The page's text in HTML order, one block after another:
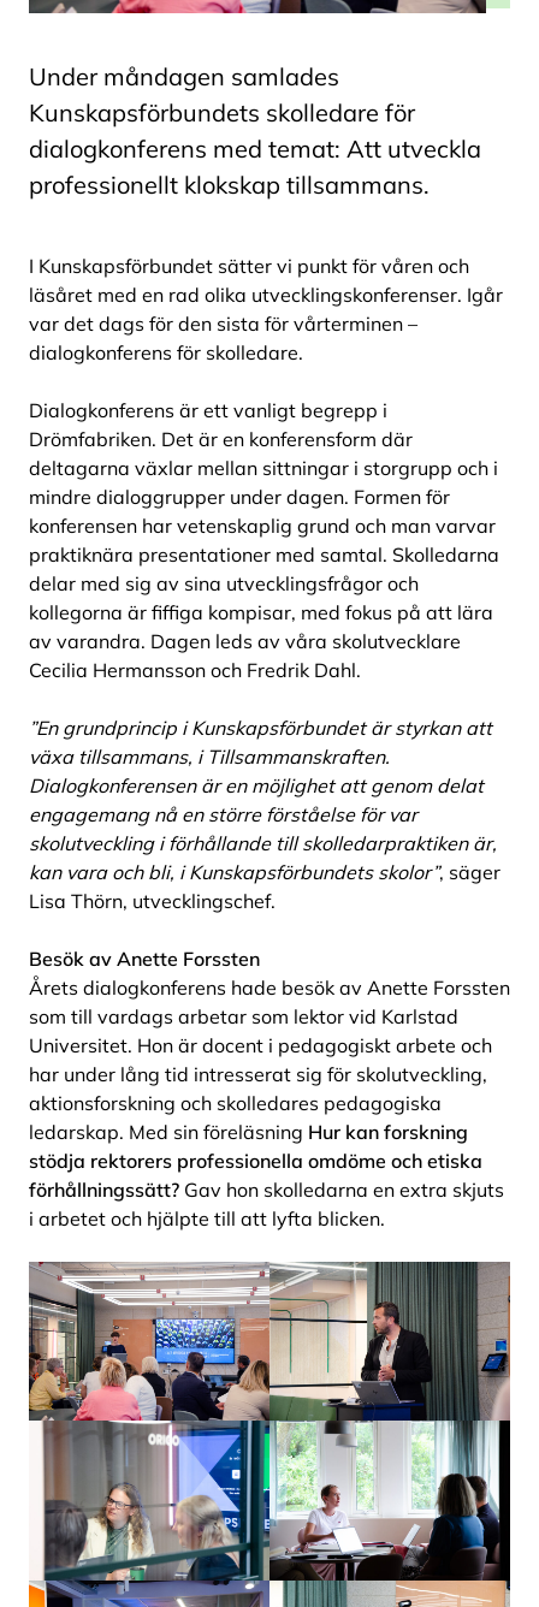
Under måndagen samlades
Kunskapsförbundets skolledare för
dialogkonferens med temat: Att utveckla
professionellt klokskap tillsammans.
I Kunskapsförbundet sätter vi punkt för våren och
läsåret med en rad olika utvecklingskonferenser. Igår
var det dags för den sista för vårterminen –
dialogkonferens för skolledare.
Dialogkonferens är ett vanligt begrepp i
Drömfabriken. Det är en konferensform där
deltagarna växlar mellan sittningar i storgrupp och i
mindre dialoggrupper under dagen. Formen för
konferensen har vetenskaplig grund och man varvar
praktiknära presentationer med samtal. Skolledarna
delar med sig av sina utvecklingsfrågor och
kollegorna är fiffiga kompisar, med fokus på att lära
av varandra. Dagen leds av våra skolutvecklare
Cecilia Hermansson och Fredrik Dahl.
”En grundprincip i Kunskapsförbundet är styrkan att
växa tillsammans, i Tillsammanskraften.
Dialogkonferensen är en möjlighet att genom delat
engagemang nå en större förståelse för var
skolutveckling i förhållande till skolledarpraktiken är,
kan vara och bli, i Kunskapsförbundets skolor”, säger
Lisa Thörn, utvecklingschef.
Besök av Anette Forssten
Årets dialogkonferens hade besök av Anette Forssten
som till vardags arbetar som lektor vid Karlstad
Universitet. Hon är docent i pedagogiskt arbete och
har under lång tid intresserat sig för skolutveckling,
aktionsforskning och skolledares pedagogiska
ledarskap. Med sin föreläsning Hur kan forskning
stödja rektorers professionella omdöme och etiska
förhållningssätt? Gav hon skolledarna en extra skjuts
i arbetet och hjälpte till att lyfta blicken.